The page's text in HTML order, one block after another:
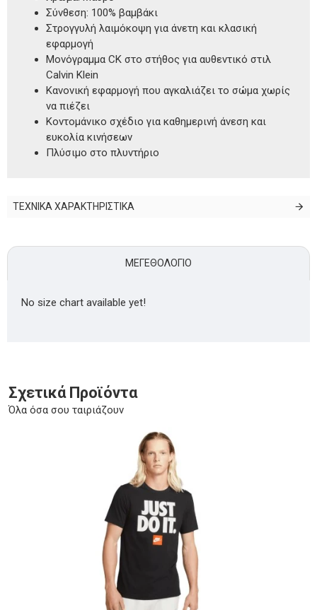
Σύνθεση: 100% βαμβάκι
Στρογγυλή λαιμόκοψη για άνετη και κλασική
εφαρμογή
Μονόγραμμα CK στο στήθος για αυθεντικό στιλ
Calvin Klein
Κανονική εφαρμογή που αγκαλιάζει το σώμα χωρίς
να πιέζει
Κοντομάνικο σχέδιο για καθημερινή άνεση και
ευκολία κινήσεων
Πλύσιμο στο πλυντήριo
ΤΕΧΝΙΚΑ ΧΑΡΑΚΤΗΡΙΣΤΙΚΑ
ΜΕΓΕΘΟΛΌΓΙΟ
No size chart available yet!
Σχετικά Προϊόντα
Όλα όσα σου ταιριάζουν